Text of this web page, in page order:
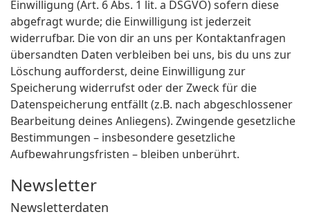
Einwilligung (Art. 6 Abs. 1 lit. a DSGVO) sofern diese
abgefragt wurde; die Einwilligung ist jederzeit
widerrufbar. Die von dir an uns per Kontaktanfragen
übersandten Daten verbleiben bei uns, bis du uns zur
Löschung aufforderst, deine Einwilligung zur
Speicherung widerrufst oder der Zweck für die
Datenspeicherung entfällt (z.B. nach abgeschlossener
Bearbeitung deines Anliegens). Zwingende gesetzliche
Bestimmungen – insbesondere gesetzliche
Aufbewahrungsfristen – bleiben unberührt.
Newsletter
Newsletterdaten